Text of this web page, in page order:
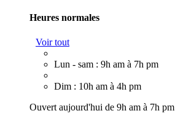
Heures normales
Voir tout
Lun - sam : 9h am à 7h pm
Dim : 10h am à 4h pm
Ouvert aujourd'hui de 9h am à 7h pm